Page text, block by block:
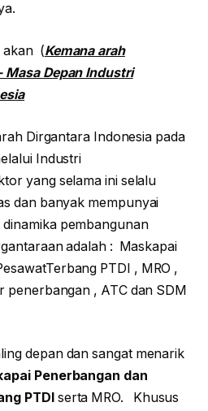
akan (Kemana arah
Masa Depan Industri
Dirgantara Indonesia pada
Industri
yang selama ini selalu
dan banyak mempunyai
pembangunan
adalah : Maskapai
PTDI , MRO ,
, ATC dan SDM
depan dan sangat menarik
Penerbangan dan
PTDIserta MRO. Khusus